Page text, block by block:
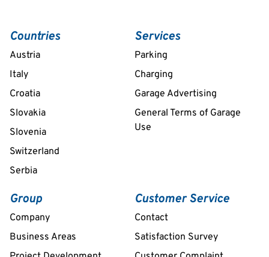
Countries
Austria
Italy
Croatia
Slovakia
Slovenia
Switzerland
Serbia
Services
Parking
Charging
Garage Advertising
General Terms of Garage
Use
Group
Company
Business Areas
Customer Service
Contact
Satisfaction Survey